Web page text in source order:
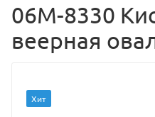
06М-8330
веерная
Хит